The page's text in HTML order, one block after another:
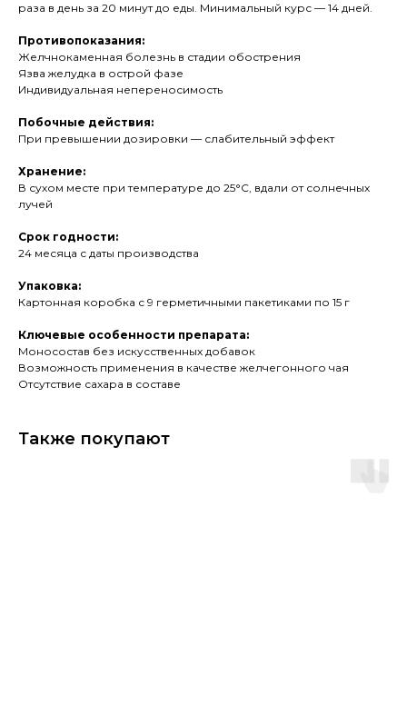
раза в день за 20 минут до еды. Минимальный курс — 14 дней.
Противопоказания:
Желчнокаменная болезнь в стадии обострения
Язва желудка в острой фазе
Индивидуальная непереносимость
Побочные действия:
При превышении дозировки — слабительный эффект
Хранение:
В сухом месте при температуре до 25°C, вдали от солнечных
лучей
Срок годности:
24 месяца с даты производства
Упаковка:
Картонная коробка с 9 герметичными пакетиками по 15 г
Ключевые особенности препарата:
Моносостав без искусственных добавок
Возможность применения в качестве желчегонного чая
Отсутствие сахара в составе
Также покупают